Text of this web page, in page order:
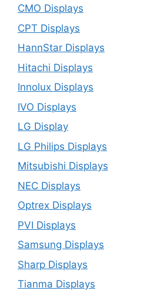
CMO Displays
CPT Displays
HannStar Displays
Hitachi Displays
Innolux Displays
IVO Displays
LG Display
LG Philips Displays
Mitsubishi Displays
NEC Displays
Optrex Displays
PVI Displays
Samsung Displays
Sharp Displays
Tianma Displays